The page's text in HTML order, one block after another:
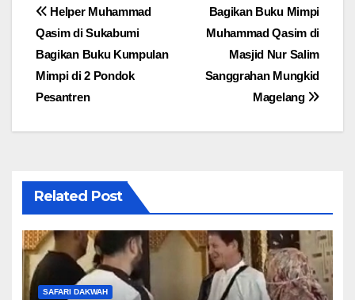
Post
navigation
Bagikan Buku Mimpi
Muhammad Qasim di
Masjid Nur Salim
Sanggrahan Mungkid
Magelang
Helper Muhammad
Qasim di Sukabumi
Bagikan Buku Kumpulan
Mimpi di 2 Pondok
Pesantren
Related Post
SAFARI DAKWAH